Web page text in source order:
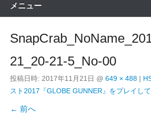
キ
メニュー
21_20-21-5_No-00
投稿日時: 2017年11月21日 @ 649 × 488 |
スト2017『GLOBE GUNNER』をプレイし
← 前へ